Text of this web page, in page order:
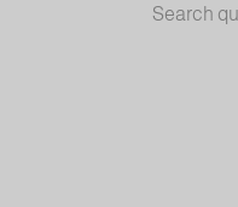
Search